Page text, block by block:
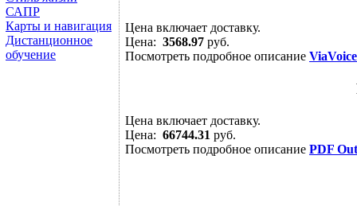
САПР
Карты и навигация
Дистанционное
обучение
Цена включает доставку.
Цена: 3568.97 руб.
Посмотреть подробное описание ViaVoice
Цена включает доставку.
Цена: 66744.31 руб.
Посмотреть подробное описание PDF